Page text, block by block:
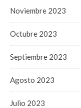
Noviembre 2023
Octubre 2023
Septiembre 2023
Agosto 2023
Julio 2023